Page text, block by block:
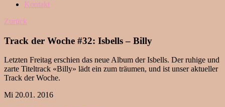
Kontakt
Zurück
Track der Woche #32: Isbells – Billy
Letzten Freitag erschien das neue Album der Isbells. Der ruhige und
zarte Titeltrack «Billy» lädt ein zum träumen, und ist unser aktueller
Track der Woche.
Mi 20.01. 2016